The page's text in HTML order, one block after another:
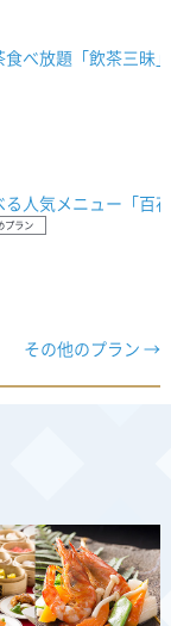
食べ放題「飲茶三昧
人気メニュー「百
プラン
その他のプラン →